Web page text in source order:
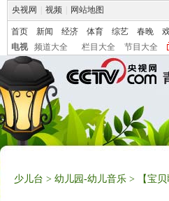
央视网 视频 网站地图
首页 新闻 经济 体育 综艺 春晚
电视
频道大全 栏目大全 节目大全
少儿台 > 幼儿园-幼儿音乐 > 【宝贝